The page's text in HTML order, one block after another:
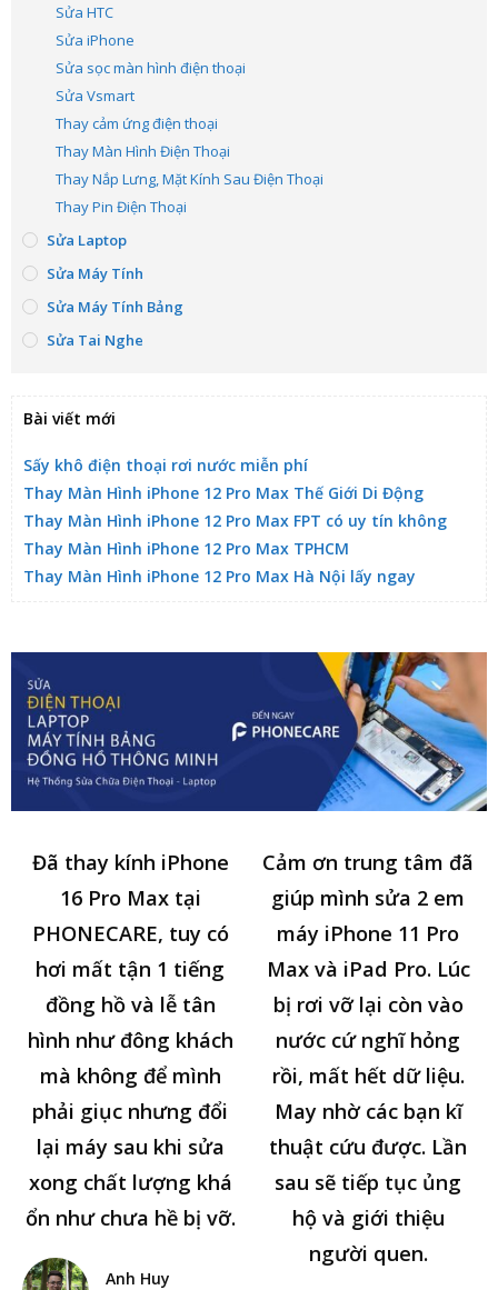
Sửa HTC
Sửa iPhone
Sửa sọc màn hình điện thoại
Sửa Vsmart
Thay cảm ứng điện thoại
Thay Màn Hình Điện Thoại
Thay Nắp Lưng, Mặt Kính Sau Điện Thoại
Thay Pin Điện Thoại
Sửa Laptop
Sửa Máy Tính
Sửa Máy Tính Bảng
Sửa Tai Nghe
Bài viết mới
Sấy khô điện thoại rơi nước miễn phí
Thay Màn Hình iPhone 12 Pro Max Thế Giới Di Động
Thay Màn Hình iPhone 12 Pro Max FPT có uy tín không
Thay Màn Hình iPhone 12 Pro Max TPHCM
Thay Màn Hình iPhone 12 Pro Max Hà Nội lấy ngay
Đã thay kính iPhone
16 Pro Max tại
PHONECARE, tuy có
hơi mất tận 1 tiếng
đồng hồ và lễ tân
hình như đông khách
mà không để mình
phải giục nhưng đổi
lại máy sau khi sửa
xong chất lượng khá
ổn như chưa hề bị vỡ.
Anh Huy
Cảm ơn trung tâm đã
giúp mình sửa 2 em
máy iPhone 11 Pro
Max và iPad Pro. Lúc
bị rơi vỡ lại còn vào
nước cứ nghĩ hỏng
rồi, mất hết dữ liệu.
May nhờ các bạn kĩ
thuật cứu được. Lần
sau sẽ tiếp tục ủng
hộ và giới thiệu
người quen.